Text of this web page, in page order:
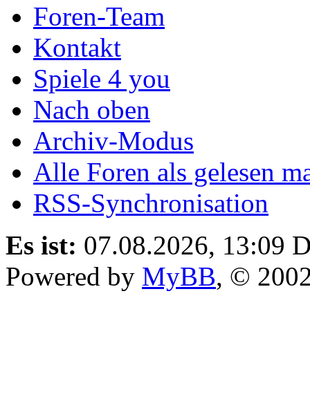
Foren-Team
Kontakt
Spiele 4 you
Nach oben
Archiv-Modus
Alle Foren als gelesen
RSS-Synchronisation
Es ist: 07.08.2026, 13:09
Powered by MyBB, ©